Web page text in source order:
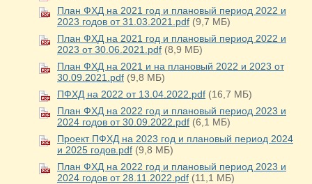
План ФХД на 2021 год и плановый период 2022 и
2023 годов от 31.03.2021.pdf (9,7 МБ)
План ФХД на 2021 год и плановый период 2022 и
2023 от 30.06.2021.pdf (8,9 МБ)
План ФХД на 2021 и на плановый 2022 и 2023 от
30.09.2021.pdf (9,8 МБ)
ПФХД на 2022 от 13.04.2022.pdf (16,7 МБ)
План ФХД на 2022 год и плановый период 2023 и
2024 годов от 30.09.2022.pdf (6,1 МБ)
Проект ПФХД на 2023 год и плановый период 2024
и 2025 годов.pdf (9,8 МБ)
План ФХД на 2022 год и плановый период 2023 и
2024 годов от 28.11.2022.pdf (11,1 МБ)